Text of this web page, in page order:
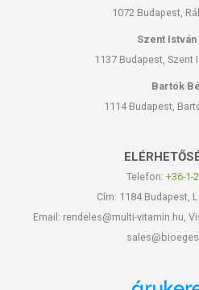
1072 Budapest,
Szent
1137 Budapest, Szent
Bartók
1114 Budapest,
Telefon: +36-1-
Cím: 1184 Budapest,
Email: rendeles@multi-vitamin.hu,